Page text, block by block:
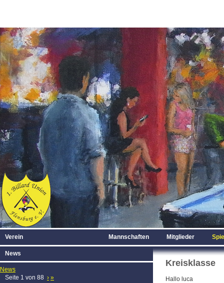
Verein Mannschaften Mitglieder
News
News
Seite 1 von 88 › »
Kreisklasse
Hallo luca